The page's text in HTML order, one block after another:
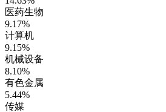
医药生物
9.17%
计算机
9.15%
机械设备
8.10%
有色金属
5.44%
传媒